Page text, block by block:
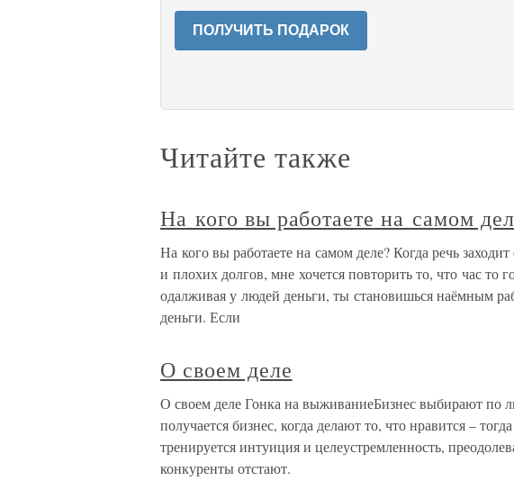
ПОЛУЧИТЬ ПОДАРОК
Читайте также
На кого вы работаете на самом
На кого вы работаете на самом деле? Когда речь
и плохих долгов, мне хочется повторить то, что час то
одалживая у людей деньги, ты становишься наёмным
деньги. Если
О своем деле
О своем деле Гонка на выживаниеБизнес выбирают по
получается бизнес, когда делают то, что нравится –
тренируется интуиция и целеустремленность,
конкуренты отстают.